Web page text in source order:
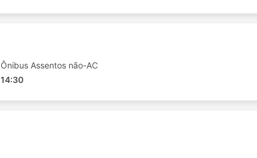
Ônibus Assentos não-AC
14:30